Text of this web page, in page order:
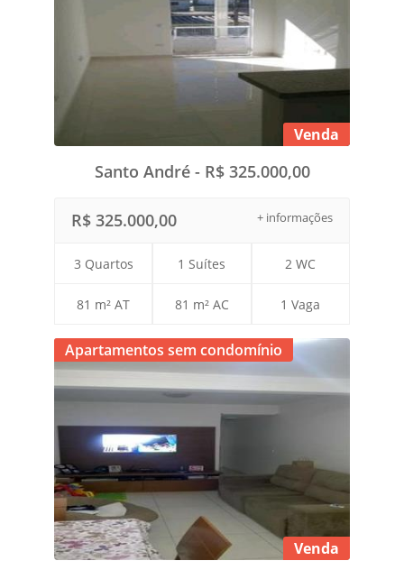
Venda
Santo André - R$ 325.000,00
+ informações
R$ 325.000,00
3 Quartos 1 Suítes 2 WC
81 m² AT 81 m² AC 1 Vaga
Apartamentos sem condomínio
Venda